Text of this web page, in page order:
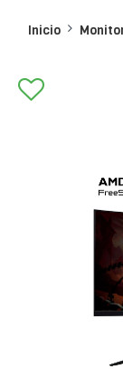
Inicio